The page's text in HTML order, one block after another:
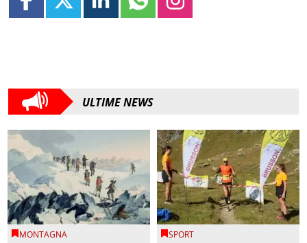
ULTIME NEWS
MONTAGNA SPORT